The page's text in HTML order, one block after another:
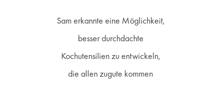
Sam erkannte eine Möglichkeit,
besser durchdachte
Kochutensilien zu entwickeln,
die allen zugute kommen